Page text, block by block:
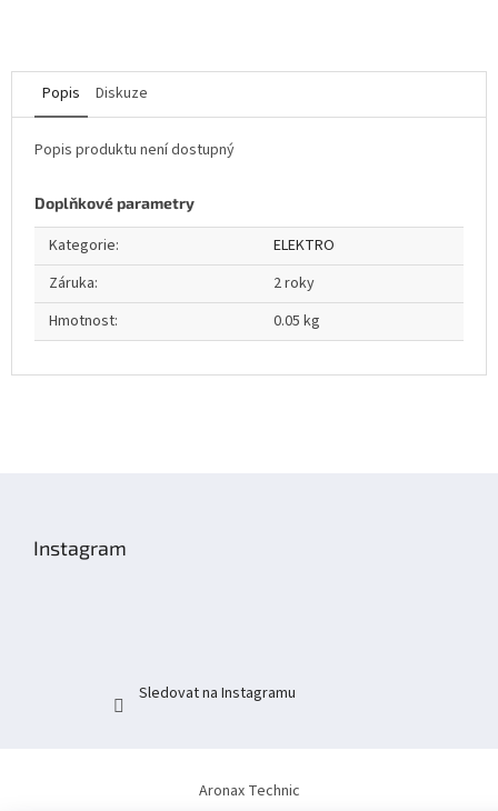
Popis Diskuze
Popis produktu není dostupný
Doplňkové parametry
Kategorie:
ELEKTRO
Záruka:
2 roky
Hmotnost: 0.05 kg
Instagram
Sledovat na Instagramu
Aronax Technic